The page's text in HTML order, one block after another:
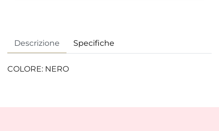
Descrizione Specifiche
COLORE: NERO